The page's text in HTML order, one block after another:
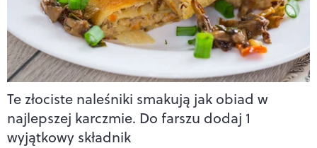
Te złociste naleśniki smakują jak obiad w
najlepszej karczmie. Do farszu dodaj 1
wyjątkowy składnik